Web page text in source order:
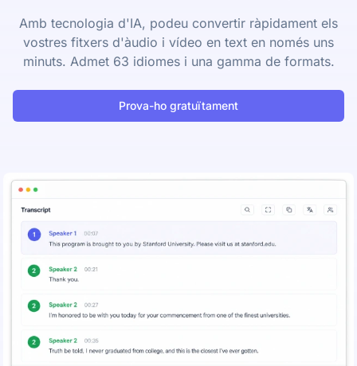
Amb tecnologia d'IA, podeu convertir ràpidament els
vostres fitxers d'àudio i vídeo en text en només uns
minuts. Admet 63 idiomes i una gamma de formats.
Prova-ho gratuïtament